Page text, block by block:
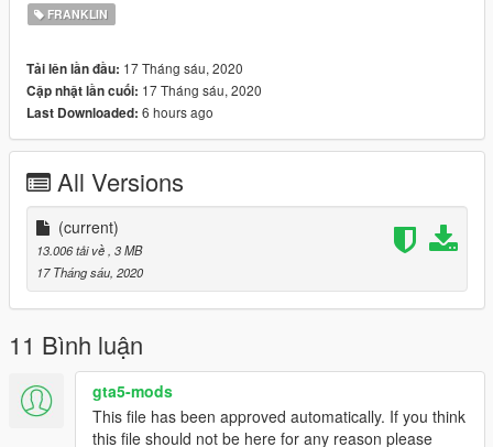
FRANKLIN
Tải lên lần đầu: 17 Tháng sáu, 2020
Cập nhật lần cuối: 17 Tháng sáu, 2020
Last Downloaded: 6 hours ago
All Versions
(current)
13.006 tải về, 3 MB
17 Tháng sáu, 2020
11 Bình luận
gta5-mods
This file has been approved automatically. If you think
this file should not be here for any reason please